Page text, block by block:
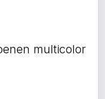
multicolor